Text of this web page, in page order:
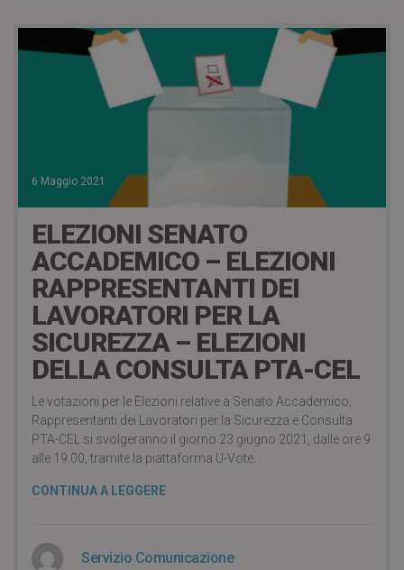
6 Maggio 2021
ELEZIONI SENATO
ACCADEMICO – ELEZIONI
RAPPRESENTANTI DEI
LAVORATORI PER LA
SICUREZZA – ELEZIONI
DELLA CONSULTA PTA-CEL
Le votazioni per le Elezioni relative a Senato Accademico,
Rappresentanti dei Lavoratori per la Sicurezza e Consulta
PTA-CEL si svolgeranno il giorno 23 giugno 2021, dalle ore 9
alle 19.00, tramite la piattaforma U-Vote.
CONTINUA A LEGGERE
Servizio Comunicazione